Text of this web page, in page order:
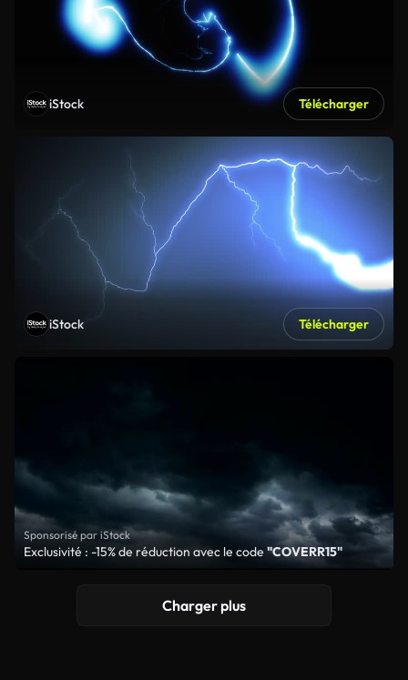
iStock Télécharger
iStock Télécharger
Sponsorisé par iStock
Exclusivité : -15% de réduction avec le code "COVERR15"
Charger plus